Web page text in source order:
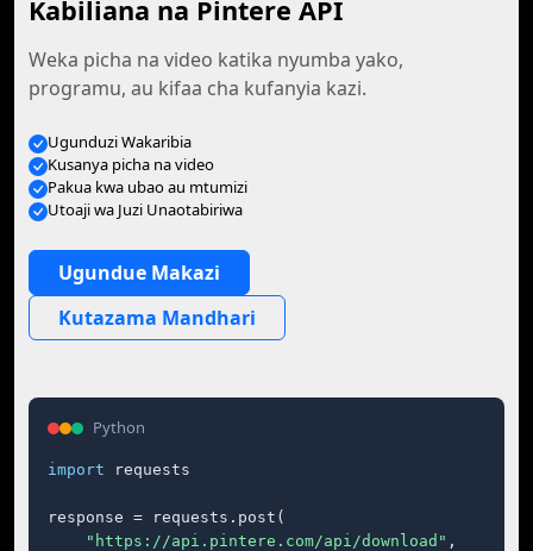
Kabiliana na Pintere API
Weka picha na video katika nyumba yako,
programu, au kifaa cha kufanyia kazi.
Ugunduzi Wakaribia
Kusanya picha na video
Pakua kwa ubao au mtumizi
Utoaji wa Juzi Unaotabiriwa
Ugundue Makazi
Kutazama Mandhari
Python
import requests
response = requests.post(
"https://api.pintere.com/api/download" ,